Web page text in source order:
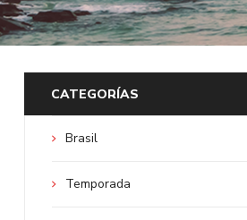
CATEGORÍAS
Brasil
Temporada